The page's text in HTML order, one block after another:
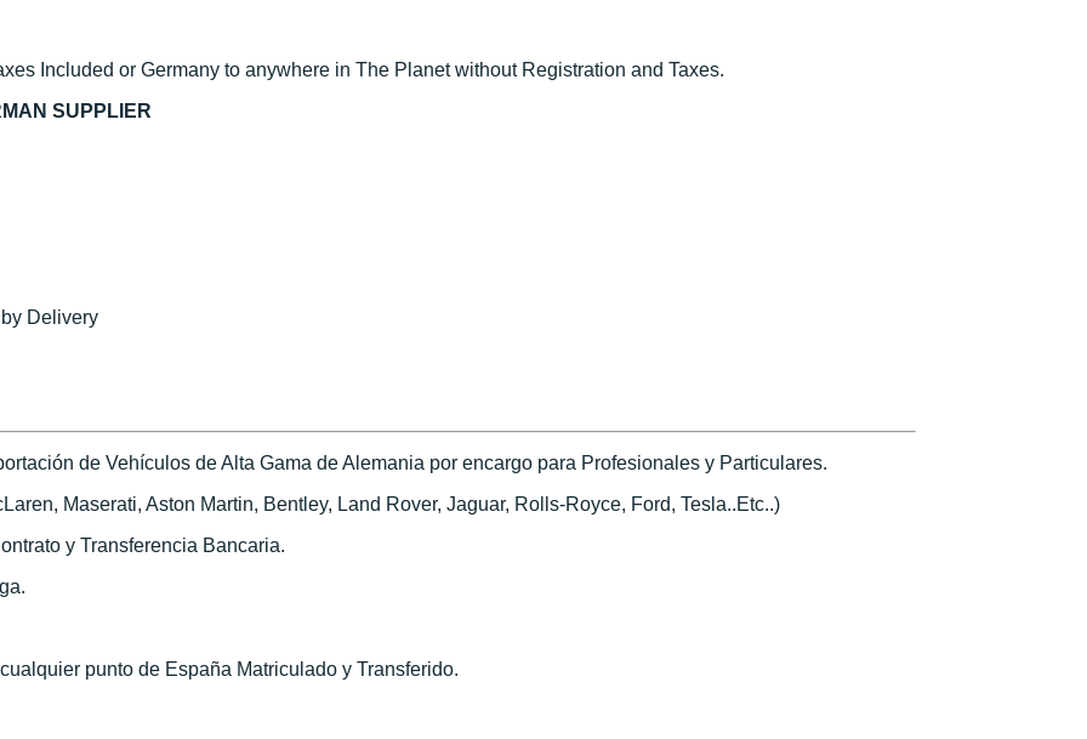
Included or Germany to anywhere in The Planet without Registration and Taxes.
SUPPLIER
Delivery
de Vehículos de Alta Gama de Alemania por encargo para Profesionales y Particulares.
Maserati, Aston Martin, Bentley, Land Rover, Jaguar, Rolls-Royce, Ford, Tesla..Etc..)
y Transferencia Bancaria.
punto de España Matriculado y Transferido.